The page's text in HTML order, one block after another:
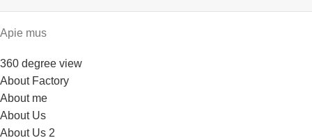
Apie mus
360 degree view
About Factory
About me
About Us
About Us 2